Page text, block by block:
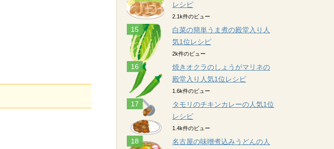
レシピ
2.1k件のビュー
白菜の簡単うま煮の殿堂入り人
気1位レシピ
2k件のビュー
焼きオクラのしょうがマリネの
殿堂入り人気1位レシピ
1.6k件のビュー
タモリのチキンカレーの人気1位
レシピ
1.4k件のビュー
名古屋の味噌煮込みうどんの人